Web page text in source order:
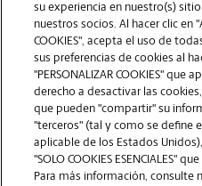
VER LA PÁGINA
su experiencia en nuestro(s)
nuestros socios. Al hacer clic en
COOKIES", acepta el uso de
sus preferencias de cookies al
"PERSONALIZAR COOKIES" que
derecho a desactivar las
que pueden "compartir" su
"terceros" (tal y como se define
aplicable de los Estados
"SOLO COOKIES ESENCIALES"
Para más información, consulte